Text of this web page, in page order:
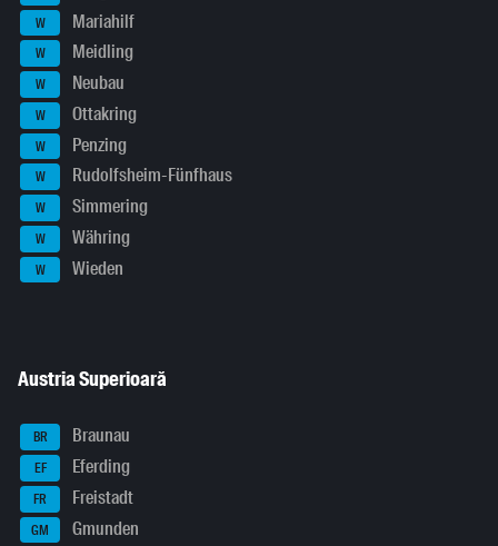
W Mariahilf
W Meidling
W Neubau
W Ottakring
W Penzing
W Rudolfsheim-Fünfhaus
W Simmering
W Währing
W Wieden
Austria Superioară
BR Braunau
EF Eferding
FR Freistadt
GM Gmunden